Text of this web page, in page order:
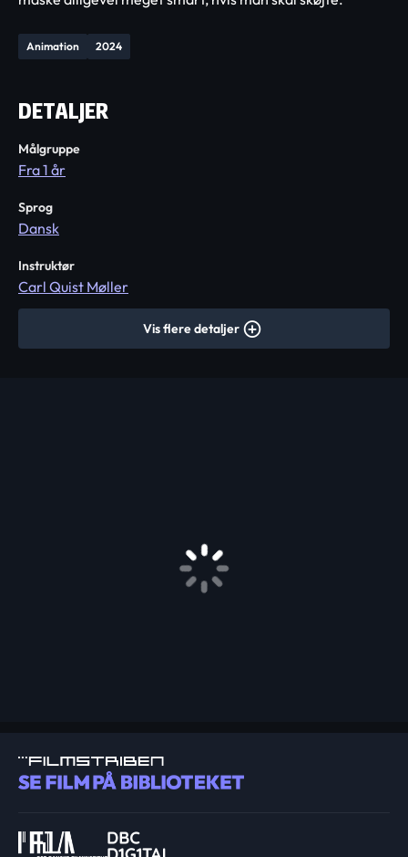
Animation 2024
DETALJER
Målgruppe
Fra 1 år
Sprog
Dansk
Instruktør
Carl Quist Møller
Vis flere detaljer